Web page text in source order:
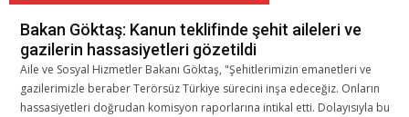
Bakan Göktaş: Kanun teklifinde şehit aileleri ve
gazilerin hassasiyetleri gözetildi
Aile ve Sosyal Hizmetler Bakanı Göktaş, "Şehitlerimizin emanetleri ve
gazilerimizle beraber Terörsüz Türkiye sürecini inşa edeceğiz. Onların
hassasiyetleri doğrudan komisyon raporlarına intikal etti. Dolayısıyla bu